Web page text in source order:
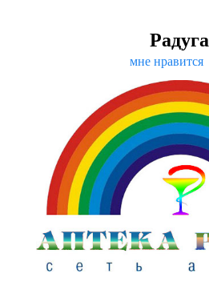
Радуга
мне нравится